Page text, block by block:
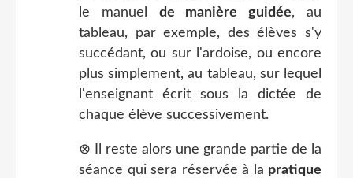
le manuel de manière guidée, au
tableau, par exemple, des élèves s'y
succédant, ou sur l'ardoise, ou encore
plus simplement, au tableau, sur lequel
l'enseignant écrit sous la dictée de
chaque élève successivement.
⊗ Il reste alors une grande partie de la
séance qui sera réservée à la pratique